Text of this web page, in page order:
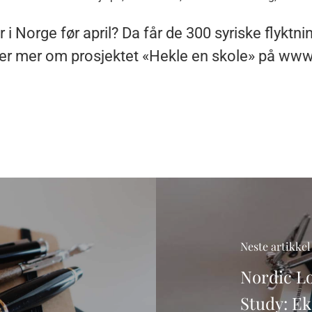
Norge før april? Da får de 300 syriske
mer om prosjektet «Hekle en skole» på
Neste artikkel
Nordic
Study: